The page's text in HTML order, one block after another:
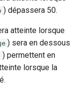
) dépassera 50.
atteinte lorsque
) sera en dessous
) permettent en
lorsque la